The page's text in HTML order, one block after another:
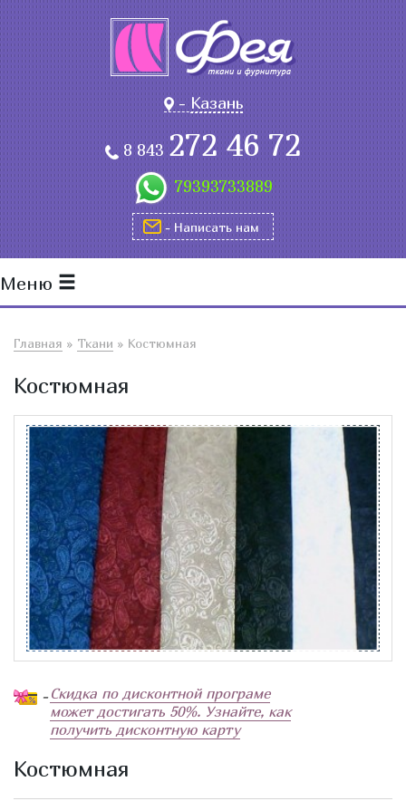
-Казань
8 843272 46 72
79393733889
- Написать нам
Меню
Главная » Ткани » Костюмная
Костюмная
- Скидка по дисконтной програме
может достигать 50%. Узнайте, как
получить дисконтную карту
Костюмная